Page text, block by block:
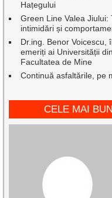
Hațegului
Green Line Valea
intimidări și
Dr.ing. Benor
emeriți ai Universității
Facultatea de Mine
Continuă asfaltările, pe
CELE MAI